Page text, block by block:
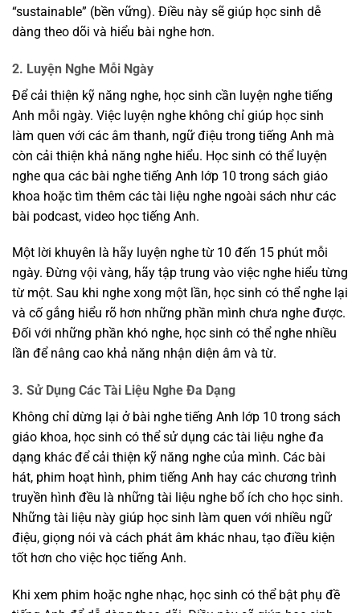
“sustainable” (bền vững). Điều này sẽ giúp học sinh dễ
dàng theo dõi và hiểu bài nghe hơn.
2. Luyện Nghe Mỗi Ngày
Để cải thiện kỹ năng nghe, học sinh cần luyện nghe tiếng
Anh mỗi ngày. Việc luyện nghe không chỉ giúp học sinh
làm quen với các âm thanh, ngữ điệu trong tiếng Anh mà
còn cải thiện khả năng nghe hiểu. Học sinh có thể luyện
nghe qua các bài nghe tiếng Anh lớp 10 trong sách giáo
khoa hoặc tìm thêm các tài liệu nghe ngoài sách như các
bài podcast, video học tiếng Anh.
Một lời khuyên là hãy luyện nghe từ 10 đến 15 phút mỗi
ngày. Đừng vội vàng, hãy tập trung vào việc nghe hiểu từng
từ một. Sau khi nghe xong một lần, học sinh có thể nghe lại
và cố gắng hiểu rõ hơn những phần mình chưa nghe được.
Đối với những phần khó nghe, học sinh có thể nghe nhiều
lần để nâng cao khả năng nhận diện âm và từ.
3. Sử Dụng Các Tài Liệu Nghe Đa Dạng
Không chỉ dừng lại ở bài nghe tiếng Anh lớp 10 trong sách
giáo khoa, học sinh có thể sử dụng các tài liệu nghe đa
dạng khác để cải thiện kỹ năng nghe của mình. Các bài
hát, phim hoạt hình, phim tiếng Anh hay các chương trình
truyền hình đều là những tài liệu nghe bổ ích cho học sinh.
Những tài liệu này giúp học sinh làm quen với nhiều ngữ
điệu, giọng nói và cách phát âm khác nhau, tạo điều kiện
tốt hơn cho việc học tiếng Anh.
Khi xem phim hoặc nghe nhạc, học sinh có thể bật phụ đề